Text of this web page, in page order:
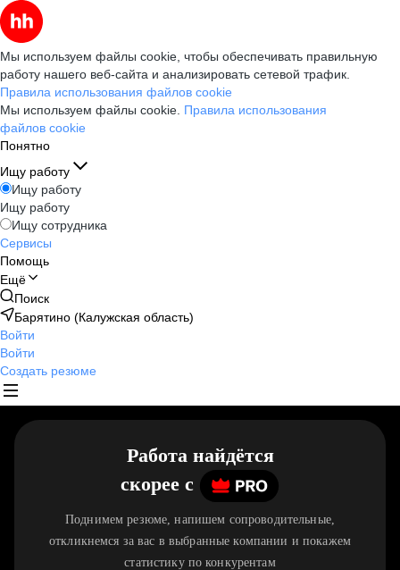
Мы используем файлы cookie, чтобы обеспечивать правильную
работу нашего веб-сайта и анализировать сетевой трафик.
Правила использования файлов cookie
Мы используем файлы cookie. Правила использования
файлов cookie
Понятно
Ищу работу
Ищу работу
Ищу работу
Ищу сотрудника
Сервисы
Помощь
Ещё
Поиск
Барятино (Калужская область)
Войти
Войти
Создать резюме
Работа найдётся
скорее c
Поднимем резюме, напишем сопроводительные,
откликнемся за вас в выбранные компании и покажем
статистику по конкурентам